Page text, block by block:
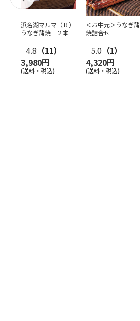
浜名湖マルマ（Ｒ）
うなぎ蒲焼 ２本
4.8 （11）
3,980円
(送料・税込)
＜お中元＞うなぎ蒲
焼詰合せ
5.0 （1）
4,320円
(送料・税込)